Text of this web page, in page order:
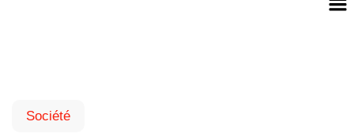
Société